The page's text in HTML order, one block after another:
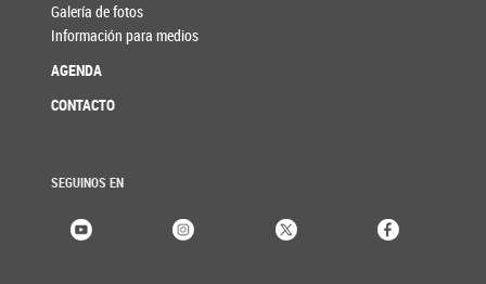
Galería de fotos
Información para medios
AGENDA
CONTACTO
SEGUINOS EN